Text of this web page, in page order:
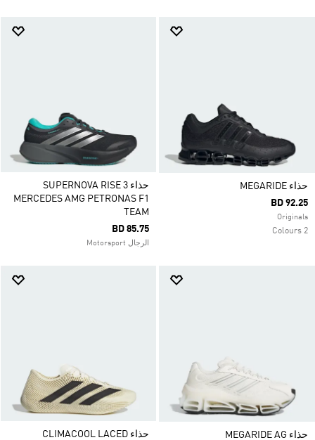
حذاء MEGARIDE
BD 92.25
Originals
2 Colours
حذاء SUPERNOVA RISE 3
MERCEDES AMG PETRONAS F1
TEAM
BD 85.75
الرجال Motorsport
حذاء MEGARIDE AG حذاء CLIMACOOL LACED